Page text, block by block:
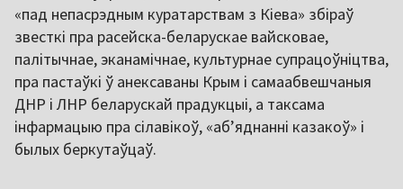
«пад непасрэдным куратарствам з Кіева» збіраў
звесткі пра расейска-беларускае вайсковае,
палітычнае, эканамічнае, культурнае супрацоўніцтва,
пра пастаўкі ў анексаваны Крым і самаабвешчаныя
ДНР і ЛНР беларускай прадукцыі, а таксама
інфармацыю пра сілавікоў, «аб’яднанні казакоў» і
былых беркутаўцаў.